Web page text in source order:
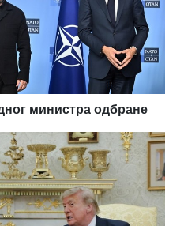
министра одбране